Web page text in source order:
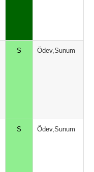
S Ödev,Sunum
S Ödev,Sunum